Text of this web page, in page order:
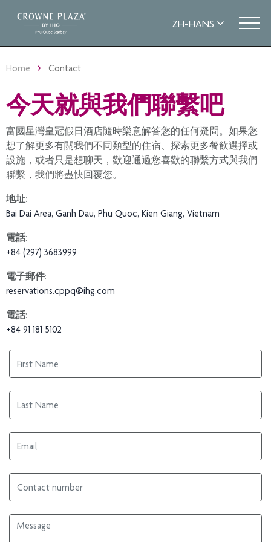
Home Contact
今天就與我們聯繫吧
富國星灣皇冠假日酒店隨時樂意解答您的任何疑問。如果您
想了解更多有關我們不同類型的住宿、探索更多餐飲選擇或
設施，或者只是想聊天，歡迎通過您喜歡的聯繫方式與我們
聯繫，我們將盡快回覆您。
地址:
Bai Dai Area, Ganh Dau, Phu Quoc, Kien Giang, Vietnam
電話:
+84 (297) 3683999
電子郵件:
reservations.cppq@ihg.com
電話:
+84 91 181 5102